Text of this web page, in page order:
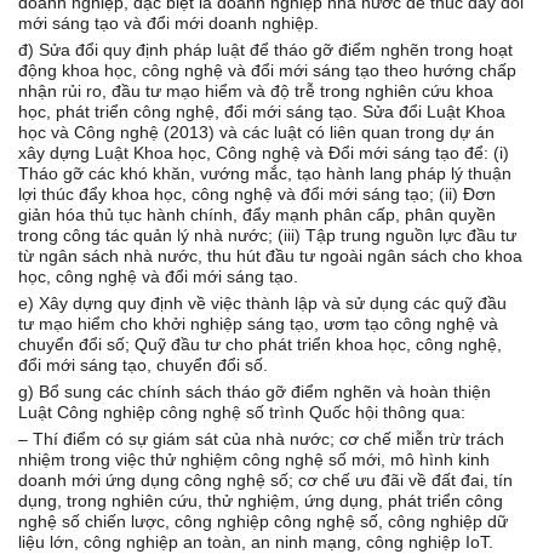
mới sáng tạo và đổi mới doanh nghiệp.
đ) Sửa đổi quy định pháp luật để tháo gỡ điểm nghẽn trong hoạt
động khoa học, công nghệ và đổi mới sáng tạo theo hướng chấp
nhận rủi ro, đầu tư mạo hiểm và độ trễ trong nghiên cứu khoa
học, phát triển công nghệ, đổi mới sáng tạo. Sửa đổi Luật Khoa
học và Công nghệ (2013) và các luật có liên quan trong dự án
xây dựng Luật Khoa học, Công nghệ và Đổi mới sáng tạo để: (i)
Tháo gỡ các khó khăn, vướng mắc, tạo hành lang pháp lý thuận
lợi thúc đẩy khoa học, công nghệ và đổi mới sáng tạo; (ii) Đơn
giản hóa thủ tục hành chính, đẩy mạnh phân cấp, phân quyền
trong công tác quản lý nhà nước; (iii) Tập trung nguồn lực đầu tư
từ ngân sách nhà nước, thu hút đầu tư ngoài ngân sách cho khoa
học, công nghệ và đổi mới sáng tạo.
e) Xây dựng quy định về việc thành lập và sử dụng các quỹ đầu
tư mạo hiểm cho khởi nghiệp sáng tạo, ươm tạo công nghệ và
chuyển đổi số; Quỹ đầu tư cho phát triển khoa học, công nghệ,
đổi mới sáng tạo, chuyển đổi số.
g) Bổ sung các chính sách tháo gỡ điểm nghẽn và hoàn thiện
Luật Công nghiệp công nghệ số trình Quốc hội thông qua:
– Thí điểm có sự giám sát của nhà nước; cơ chế miễn trừ trách
nhiệm trong việc thử nghiệm công nghệ số mới, mô hình kinh
doanh mới ứng dụng công nghệ số; cơ chế ưu đãi về đất đai, tín
dụng, trong nghiên cứu, thử nghiệm, ứng dụng, phát triển công
nghệ số chiến lược, công nghiệp công nghệ số, công nghiệp dữ
liệu lớn, công nghiệp an toàn, an ninh mạng, công nghiệp IoT.